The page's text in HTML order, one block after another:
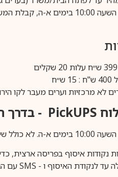
וערים מעבר לקו הירוק יהיה 3-5
PickUPS - בדרך
חג וחול המועד.
נקודות איסוף בפריסה ארצית,
עד לנקודת האיסוף ו - SMSעם